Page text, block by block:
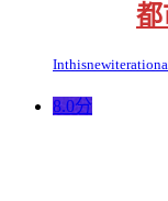
都
8.0分